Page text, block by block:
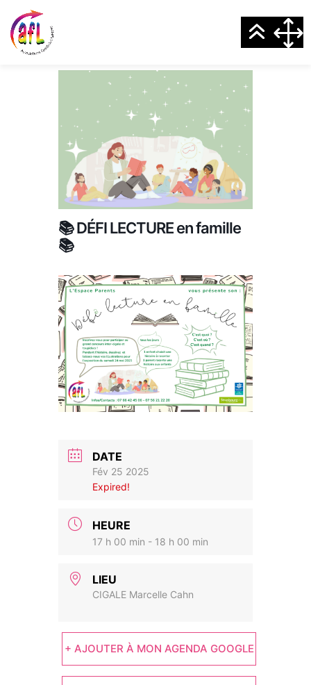
📚 DÉFI LECTURE en famille
📚
DATE
Fév 25 2025
Expired!
HEURE
17 h 00 min - 18 h 00 min
LIEU
CIGALE Marcelle Cahn
+ AJOUTER À MON AGENDA GOOGLE